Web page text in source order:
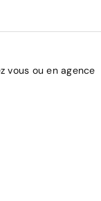
vous ou en agence